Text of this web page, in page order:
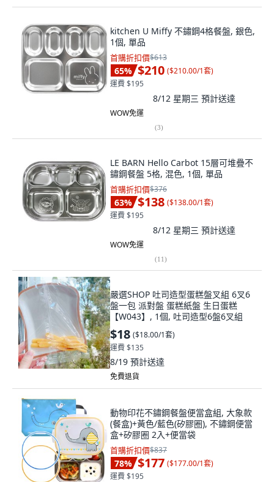
kitchen U Miffy 不鏽鋼4格餐盤, 銀色,
1個, 單品
首購折扣價$613
65% $210 ($210.00/1套)
運費 $195
8/12 星期三 預計送達
WOW免運
(3)
LE BARN Hello Carbot 15層可堆疊不
鏽鋼餐盤 5格, 混色, 1個, 單品
首購折扣價$376
63% $138 ($138.00/1套)
運費 $195
8/12 星期三 預計送達
WOW免運
(11)
嚴選SHOP 吐司造型蛋糕盤叉組 6叉6
盤一包 派對盤 蛋糕紙盤 生日蛋糕
【W043】, 1個, 吐司造型6盤6叉組
$18 ($18.00/1套)
運費 $135
8/19 預計送達
免費退貨
動物印花不鏽鋼餐盤便當盒組, 大象款
(餐盒)+黃色/藍色(矽膠圈), 不鏽鋼便當
盒+矽膠圈 2入+便當袋
首購折扣價$837
78% $177 ($177.00/1套)
運費 $195